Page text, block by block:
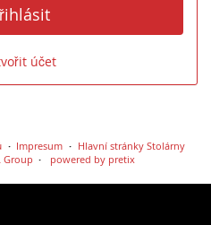
účet
Impresum
Hlavní stránky Stolárny
Group
powered by pretix